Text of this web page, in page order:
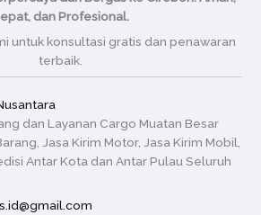
dan Profesional.
untuk konsultasi gratis dan penawaran
terbaik.
dan Layanan Cargo Muatan Besar
Jasa Kirim Motor, Jasa Kirim Mobil,
Antar Kota dan Antar Pulau Seluruh